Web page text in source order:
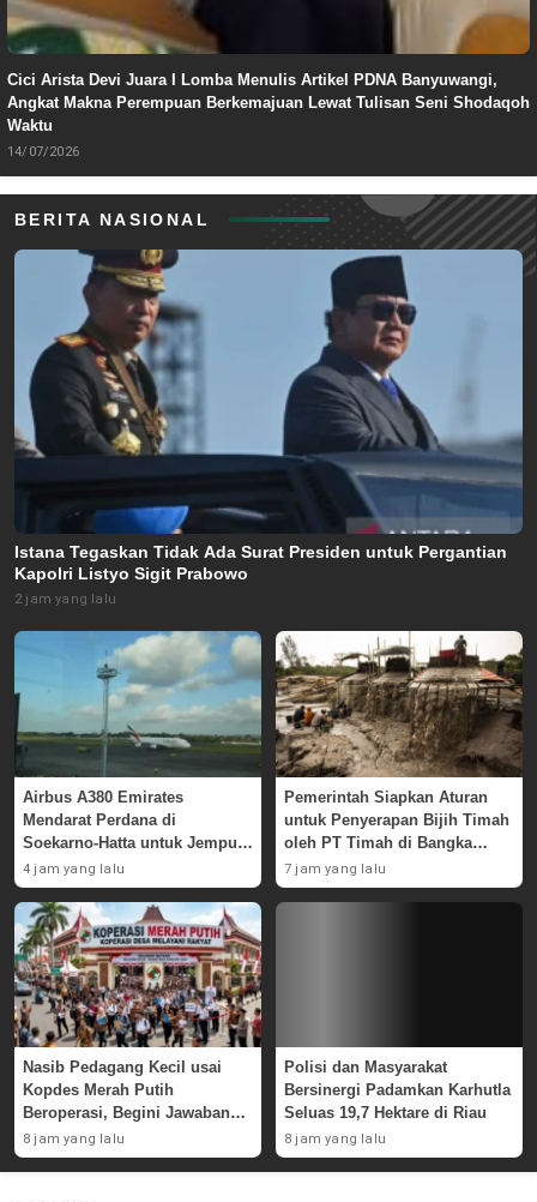
Cici Arista Devi Juara I Lomba Menulis Artikel PDNA Banyuwangi,
Angkat Makna Perempuan Berkemajuan Lewat Tulisan Seni Shodaqoh
Waktu
14/07/2026
BERITA NASIONAL
Istana Tegaskan Tidak Ada Surat Presiden untuk Pergantian
Kapolri Listyo Sigit Prabowo
2 jam yang lalu
Airbus A380 Emirates
Mendarat Perdana di
Soekarno-Hatta untuk Jemput
Skuad AC Milan
4 jam yang lalu
Pemerintah Siapkan Aturan
untuk Penyerapan Bijih Timah
oleh PT Timah di Bangka
Belitung
7 jam yang lalu
Nasib Pedagang Kecil usai
Kopdes Merah Putih
Beroperasi, Begini Jawaban
Pemerintah
8 jam yang lalu
Polisi dan Masyarakat
Bersinergi Padamkan Karhutla
Seluas 19,7 Hektare di Riau
8 jam yang lalu